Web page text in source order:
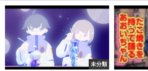
未分類